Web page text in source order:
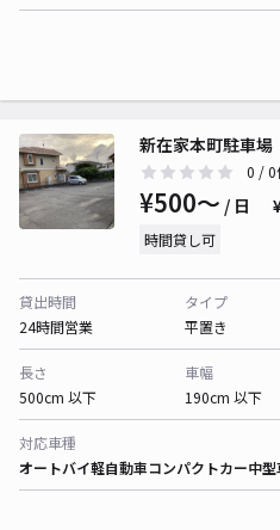
新在家本町駐車場
0 / 0
¥500〜 / 日
時間貸し可
貸出時間
24時間営業
タイプ
平置き
長さ
500cm 以下
車幅
190cm 以下
対応車種
オートバイ軽自動車コンパクトカー中型